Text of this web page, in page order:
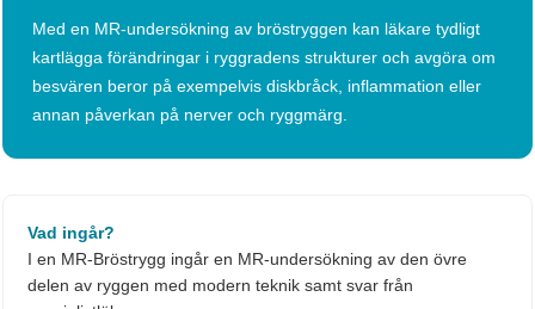
Med en MR-undersökning av bröstryggen kan läkare tydligt
kartlägga förändringar i ryggradens strukturer och avgöra om
besvären beror på exempelvis diskbråck, inflammation eller
annan påverkan på nerver och ryggmärg.
Vad ingår?
I en MR-Bröstrygg ingår en MR-undersökning av den övre
delen av ryggen med modern teknik samt svar från